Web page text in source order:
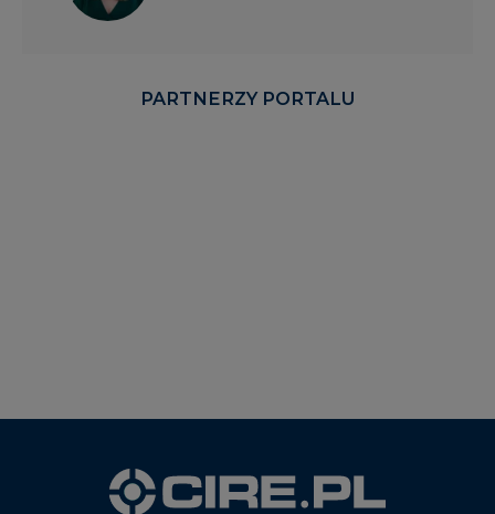
PARTNERZY PORTALU